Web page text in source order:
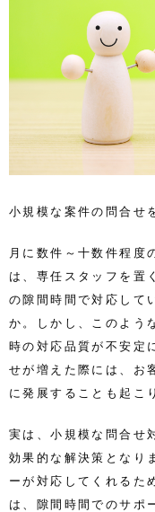
小規模な案件の問合せ
月に数件～十数件程度
は、専任スタッフを置
の隙間時間で対応して
か。しかし、このよう
時の対応品質が不安定
せが増えた際には、お
に発展することも起こ
実は、小規模な問合せ
効果的な解決策となり
ーが対応してくれるた
は、隙間時間でのサポ